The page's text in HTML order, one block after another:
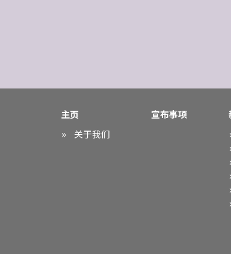
主页
关于我们
宣布事项